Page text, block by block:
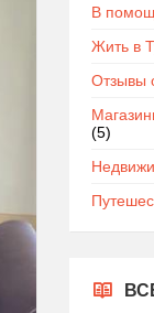
В
Жить в
Отзывы
(5)